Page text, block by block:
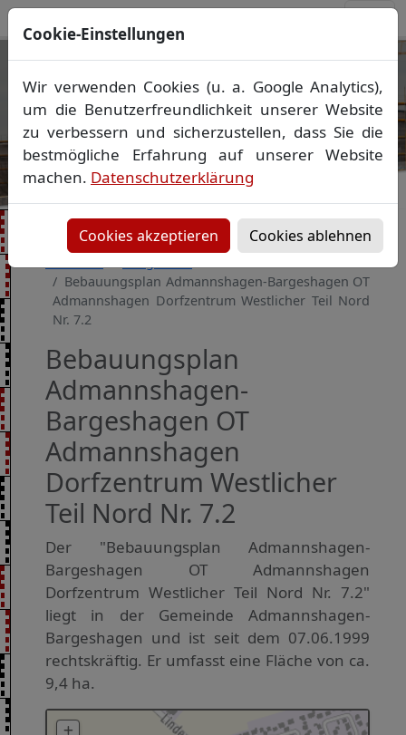
Ihr Vermessungsbüro in
Mecklenburg-Vorpommern
Wir vermessen Ihr Grundstück
Lageplan Absteckung▪Bauvermessung ▪
Gebäudeeinmessung
Grenzfeststellung▪Amtliche Auskünfte und
Vorheriges Bild
Bebauungsplan Admannshagen-Bargeshagen OT
Admannshagen Dorfzentrum Westlicher Teil Nord
Nr. 7.2
Bebauungsplan
Admannshagen-
Bargeshagen OT
Admannshagen
Dorfzentrum Westlicher
Teil Nord Nr. 7.2
Der "Bebauungsplan Admannshagen-
Bargeshagen OT Admannshagen
Dorfzentrum Westlicher Teil Nord Nr. 7.2"
liegt in der Gemeinde Admannshagen-
Bargeshagen und ist seit dem 07.06.1999
rechtskräftig. Er umfasst eine Fläche von ca.
9,4 ha.
Cookie-Einstellungen
Wir verwenden Cookies (u. a. Google Analytics),
um die Benutzerfreundlichkeit unserer Website
zu verbessern und sicherzustellen, dass Sie die
bestmögliche Erfahrung auf unserer Website
machen. Datenschutzerklärung
Cookies akzeptieren Cookies ablehnen